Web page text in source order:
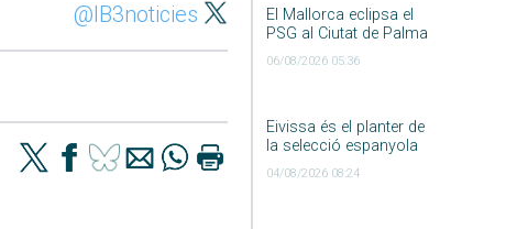
El Mallorca eclipsa el
PSG al Ciutat de Palma
06/08/2026 05:36
Eivissa és el planter de
la selecció espanyola
04/08/2026 08:24
@IB3noticies